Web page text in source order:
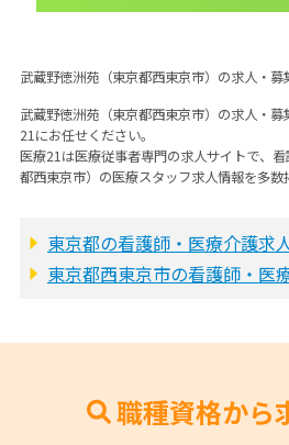
武蔵野徳洲苑（東京都西東京市）の求人・
武蔵野徳洲苑（東京都西東京市）の求人・
21にお任せください。
医療21は医療従事者専門の求人サイトで、
都西東京市）の医療スタッフ求人情報を多数
東京都の看護師・医療介護求
東京都西東京市の看護師・医
職種資格から